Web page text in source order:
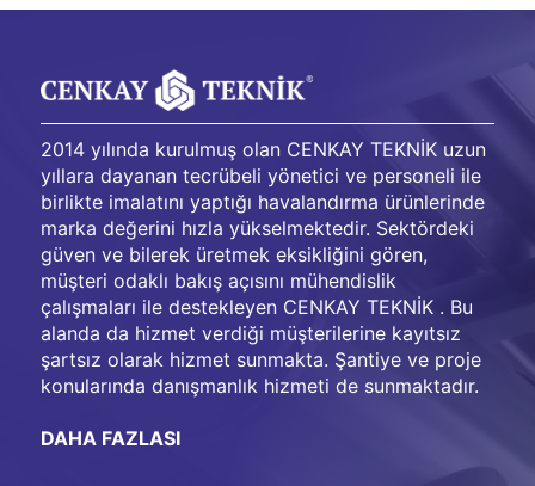
2014 yılında kurulmuş olan CENKAY TEKNİK uzun
yıllara dayanan tecrübeli yönetici ve personeli ile
birlikte imalatını yaptığı havalandırma ürünlerinde
marka değerini hızla yükselmektedir. Sektördeki
güven ve bilerek üretmek eksikliğini gören,
müşteri odaklı bakış açısını mühendislik
çalışmaları ile destekleyen CENKAY TEKNİK . Bu
alanda da hizmet verdiği müşterilerine kayıtsız
şartsız olarak hizmet sunmakta. Şantiye ve proje
konularında danışmanlık hizmeti de sunmaktadır.
DAHA FAZLASI